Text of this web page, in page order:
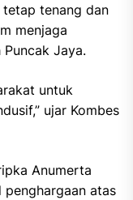
tenang dan
menjaga
Jaya.
untuk
ujar Kombes
Anumerta
penghargaan atas